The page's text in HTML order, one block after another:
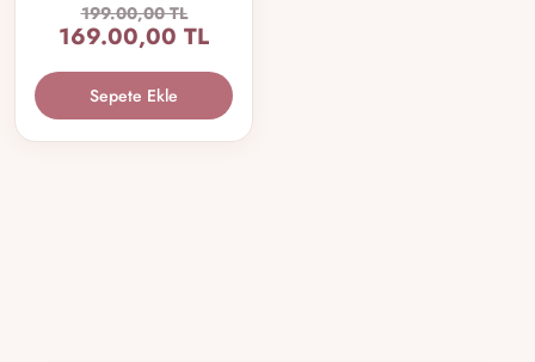
199.00,00 TL
169.00,00 TL
Sepete Ekle